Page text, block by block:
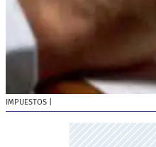
IMPUESTOS